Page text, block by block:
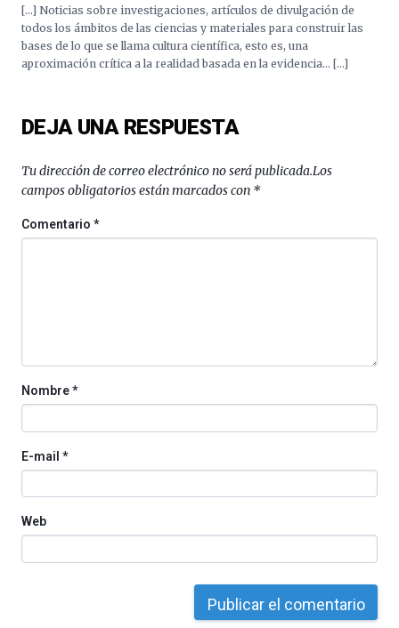
[…] Noticias sobre investigaciones, artículos de divulgación de
todos los ámbitos de las ciencias y materiales para construir las
bases de lo que se llama cultura científica, esto es, una
aproximación crítica a la realidad basada en la evidencia… […]
DEJA UNA RESPUESTA
Tu dirección de correo electrónico no será publicada.Los
campos obligatorios están marcados con *
Comentario*
Nombre*
E-mail *
Web